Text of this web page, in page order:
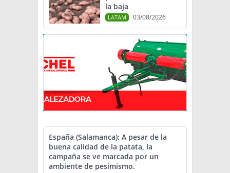
la baja
LATAM 03/08/2026
España (Salamanca): A pesar de la
buena calidad de la patata, la
campaña se ve marcada por un
ambiente de pesimismo.